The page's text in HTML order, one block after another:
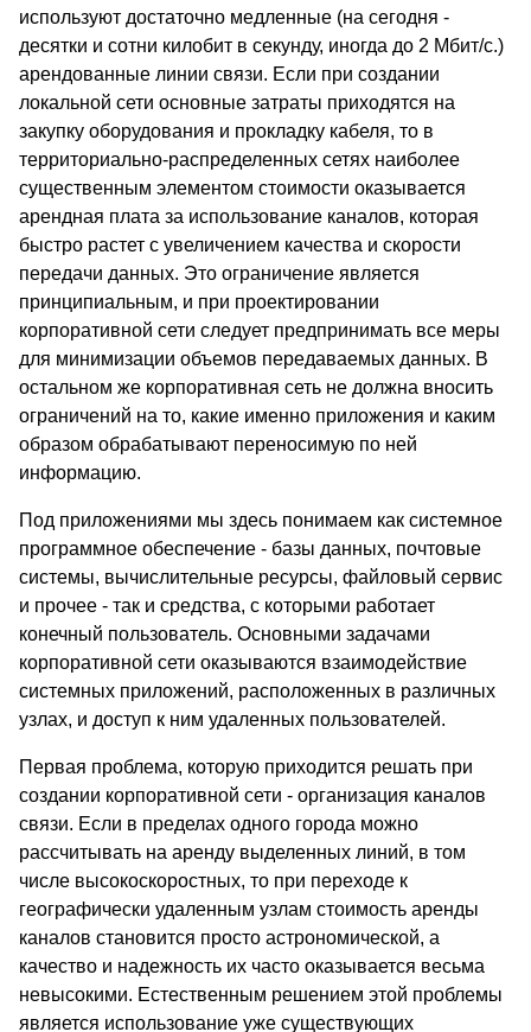
используют достаточно медленные (на сегодня -
десятки и сотни килобит в секунду, иногда до 2 Мбит/с.)
арендованные линии связи. Если при создании
локальной сети основные затраты приходятся на
закупку оборудования и прокладку кабеля, то в
территориально-распределенных сетях наиболее
существенным элементом стоимости оказывается
арендная плата за использование каналов, которая
быстро растет с увеличением качества и скорости
передачи данных. Это ограничение является
принципиальным, и при проектировании
корпоративной сети следует предпринимать все меры
для минимизации объемов передаваемых данных. В
остальном же корпоративная сеть не должна вносить
ограничений на то, какие именно приложения и каким
образом обрабатывают переносимую по ней
информацию.
Под приложениями мы здесь понимаем как системное
программное обеспечение - базы данных, почтовые
системы, вычислительные ресурсы, файловый сервис
и прочee - так и средства, с которыми работает
конечный пользователь. Основными задачами
корпоративной сети оказываются взаимодействие
системных приложений, расположенных в различных
узлах, и доступ к ним удаленных пользователей.
Первая проблема, которую приходится решать при
создании корпоративной сети - организация каналов
связи. Если в пределах одного города можно
рассчитывать на аренду выделенных линий, в том
числе высокоскоростных, то при переходе к
географически удаленным узлам стоимость аренды
каналов становится просто астрономической, а
качество и надежность их часто оказывается весьма
невысокими. Естественным решением этой проблемы
является использование уже существующих